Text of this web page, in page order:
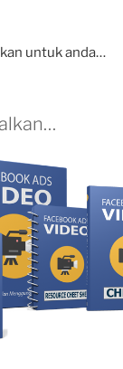
untuk anda…